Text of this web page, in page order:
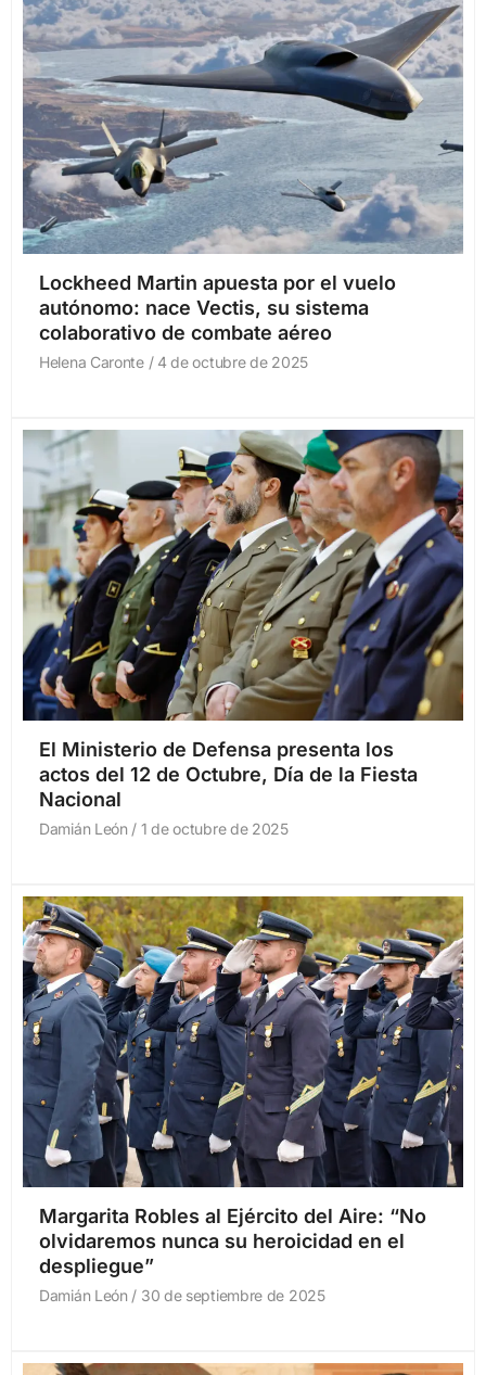
Lockheed Martin apuesta por el vuelo
autónomo: nace Vectis, su sistema
colaborativo de combate aéreo
Helena Caronte 4 de octubre de 2025
El Ministerio de Defensa presenta los
actos del 12 de Octubre, Día de la Fiesta
Nacional
Damián León 1 de octubre de 2025
Margarita Robles al Ejército del Aire: “No
olvidaremos nunca su heroicidad en el
despliegue”
Damián León 30 de septiembre de 2025